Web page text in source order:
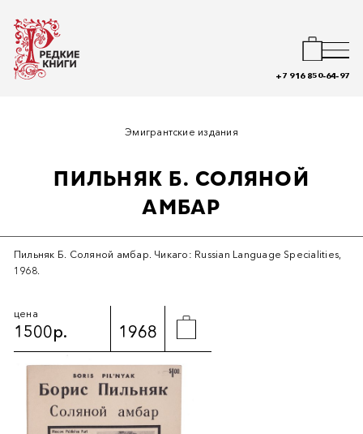
+7 916 850-64-97
Эмигрантские издания
ПИЛЬНЯК Б. СОЛЯНОЙ
АМБАР
Пильняк Б. Соляной амбар. Чикаго: Russian Language Specialities,
1968.
цена
1500р. 1968